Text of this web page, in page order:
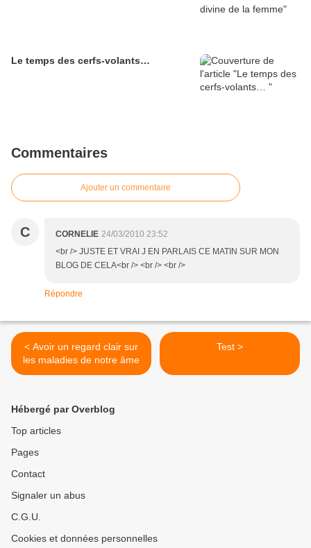
Le temps des cerfs-volants…
Commentaires
Ajouter un commentaire
C CORNELIE 24/03/2010 23:52
<br /> JUSTE ET VRAI J EN PARLAIS CE MATIN SUR MON
BLOG DE CELA<br /> <br /> <br />
Répondre
< Avoir un regard clair sur
les maladies de notre âme
Test >
Hébergé par Overblog
Top articles
Pages
Contact
Signaler un abus
C.G.U.
Cookies et données personnelles